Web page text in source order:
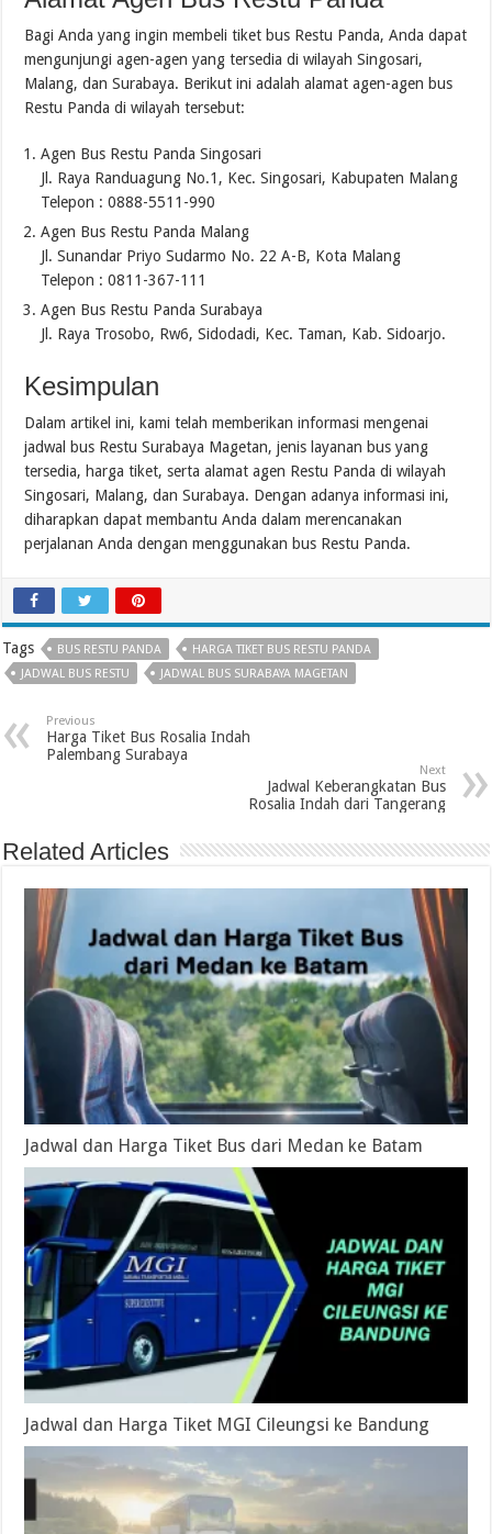
Bagi Anda yang ingin membeli tiket bus Restu Panda, Anda dapat
mengunjungi agen-agen yang tersedia di wilayah Singosari,
Malang, dan Surabaya. Berikut ini adalah alamat agen-agen bus
Restu Panda di wilayah tersebut:
Agen Bus Restu Panda Singosari
Jl. Raya Randuagung No.1, Kec. Singosari, Kabupaten Malang
Telepon : 0888-5511-990
Agen Bus Restu Panda Malang
Jl. Sunandar Priyo Sudarmo No. 22 A-B, Kota Malang
Telepon : 0811-367-111
Agen Bus Restu Panda Surabaya
Jl. Raya Trosobo, Rw6, Sidodadi, Kec. Taman, Kab. Sidoarjo.
Kesimpulan
Dalam artikel ini, kami telah memberikan informasi mengenai
jadwal bus Restu Surabaya Magetan, jenis layanan bus yang
tersedia, harga tiket, serta alamat agen Restu Panda di wilayah
Singosari, Malang, dan Surabaya. Dengan adanya informasi ini,
diharapkan dapat membantu Anda dalam merencanakan
perjalanan Anda dengan menggunakan bus Restu Panda.
Tags BUS RESTU PANDA
HARGA TIKET BUS RESTU PANDA
JADWAL BUS RESTU
JADWAL BUS SURABAYA MAGETAN
Previous
Harga Tiket Bus Rosalia Indah
Palembang Surabaya
Next
Jadwal Keberangkatan Bus
Rosalia Indah dari Tangerang
Related Articles
Jadwal dan Harga Tiket Bus dari Medan ke Batam
Jadwal dan Harga Tiket MGI Cileungsi ke Bandung